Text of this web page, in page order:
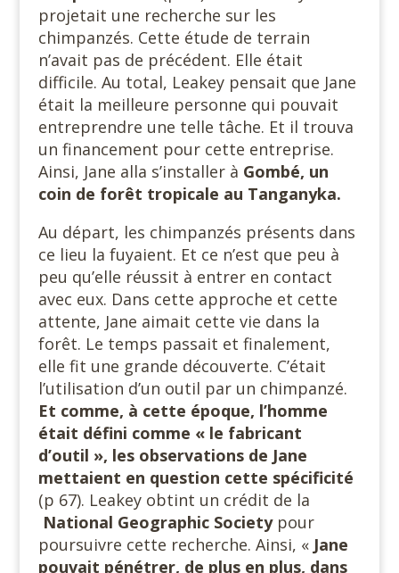
projetait une recherche sur les
chimpanzés. Cette étude de terrain
n’avait pas de précédent. Elle était
difficile. Au total, Leakey pensait que Jane
était la meilleure personne qui pouvait
entreprendre une telle tâche. Et il trouva
un financement pour cette entreprise.
Ainsi, Jane alla s’installer à Gombé, un
coin de forêt tropicale au Tanganyka.
Au départ, les chimpanzés présents dans
ce lieu la fuyaient. Et ce n’est que peu à
peu qu’elle réussit à entrer en contact
avec eux. Dans cette approche et cette
attente, Jane aimait cette vie dans la
forêt. Le temps passait et finalement,
elle fit une grande découverte. C’était
l’utilisation d’un outil par un chimpanzé.
Et comme, à cette époque, l’homme
était défini comme « le fabricant
d’outil », les observations de Jane
mettaient en question cette spécificité
(p 67). Leakey obtint un crédit de la
National Geographic Society pour
poursuivre cette recherche. Ainsi, « Jane
pouvait pénétrer, de plus en plus, dans